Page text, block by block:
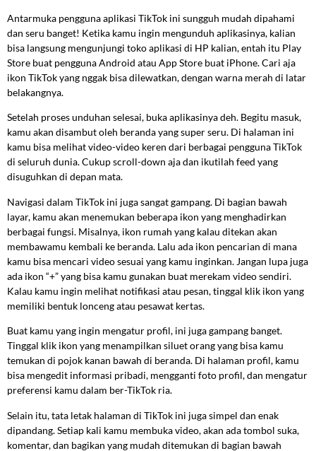
Antarmuka pengguna aplikasi TikTok ini sungguh mudah dipahami
dan seru banget! Ketika kamu ingin mengunduh aplikasinya, kalian
bisa langsung mengunjungi toko aplikasi di HP kalian, entah itu Play
Store buat pengguna Android atau App Store buat iPhone. Cari aja
ikon TikTok yang nggak bisa dilewatkan, dengan warna merah di latar
belakangnya.
Setelah proses unduhan selesai, buka aplikasinya deh. Begitu masuk,
kamu akan disambut oleh beranda yang super seru. Di halaman ini
kamu bisa melihat video-video keren dari berbagai pengguna TikTok
di seluruh dunia. Cukup scroll-down aja dan ikutilah feed yang
disuguhkan di depan mata.
Navigasi dalam TikTok ini juga sangat gampang. Di bagian bawah
layar, kamu akan menemukan beberapa ikon yang menghadirkan
berbagai fungsi. Misalnya, ikon rumah yang kalau ditekan akan
membawamu kembali ke beranda. Lalu ada ikon pencarian di mana
kamu bisa mencari video sesuai yang kamu inginkan. Jangan lupa juga
ada ikon “+” yang bisa kamu gunakan buat merekam video sendiri.
Kalau kamu ingin melihat notifikasi atau pesan, tinggal klik ikon yang
memiliki bentuk lonceng atau pesawat kertas.
Buat kamu yang ingin mengatur profil, ini juga gampang banget.
Tinggal klik ikon yang menampilkan siluet orang yang bisa kamu
temukan di pojok kanan bawah di beranda. Di halaman profil, kamu
bisa mengedit informasi pribadi, mengganti foto profil, dan mengatur
preferensi kamu dalam ber-TikTok ria.
Selain itu, tata letak halaman di TikTok ini juga simpel dan enak
dipandang. Setiap kali kamu membuka video, akan ada tombol suka,
komentar, dan bagikan yang mudah ditemukan di bagian bawah